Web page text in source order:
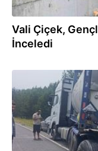
Vali Çiçek,
İnceledi
20.07.2025